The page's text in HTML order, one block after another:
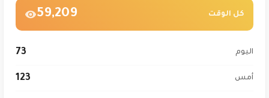
كل الوقت 59,209
اليوم 73
أمس 123